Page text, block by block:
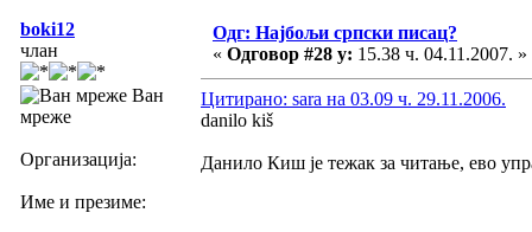
boki12
члан
Ван
мреже
Организација:
Име и презиме:
Одг: Најбољи српски писац?
« Одговор #28 у: 15.38 ч. 04.11.2007. »
Цитирано: sara на 03.09 ч. 29.11.2006.
danilo kiš
Данило Киш је тежак за читање, ево